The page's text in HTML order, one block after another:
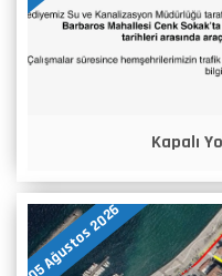
Kapalı
05 Ağustos 2026